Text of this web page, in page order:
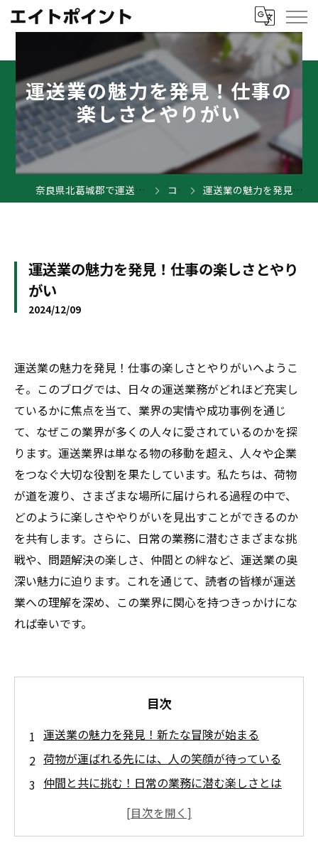
運送業の魅力を発見！仕事の
楽しさとやりがい
奈良県北葛城郡で運送業の求人ならエイトポイント コラム 運送業の魅力を発見！仕事の楽しさとやりがい
運送業の魅力を発見！仕事の楽しさとやり
がい
2024/12/09
運送業の魅力を発見！仕事の楽しさとやりがいへようこ
そ。このブログでは、日々の運送業務がどれほど充実し
ているかに焦点を当て、業界の実情や成功事例を通じ
て、なぜこの業界が多くの人々に愛されているのかを探
ります。運送業界は単なる物の移動を超え、人々や企業
をつなぐ大切な役割を果たしています。私たちは、荷物
が道を渡り、さまざまな場所に届けられる過程の中で、
どのように楽しさややりがいを見出すことができるのか
を共有します。さらに、日常の業務に潜むさまざまな挑
戦や、問題解決の楽しさ、仲間との絆など、運送業の奥
深い魅力に迫ります。これを通じて、読者の皆様が運送
業への理解を深め、この業界に関心を持つきっかけにな
れば幸いです。
目次
運送業の魅力を発見！新たな冒険が始まる
荷物が運ばれる先には、人の笑顔が待っている
仲間と共に挑む！日常の業務に潜む楽しさとは
問題解決の楽しみ：運送業での成功事例